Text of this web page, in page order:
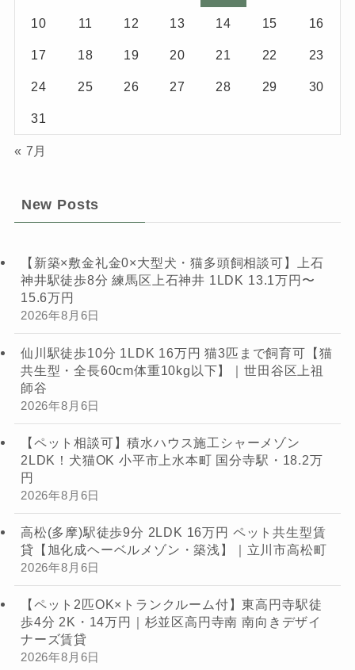
10 11 12 13 14 15 16
17 18 19 20 21 22 23
24 25 26 27 28 29 30
31
« 7月
New Posts
【新築×敷金礼金0×大型犬・猫多頭飼相談可】上石
神井駅徒歩8分 練馬区上石神井 1LDK 13.1万円〜
15.6万円
2026年8月6日
仙川駅徒歩10分 1LDK 16万円 猫3匹まで飼育可【猫
共生型・全長60cm体重10kg以下】｜世田谷区上祖
師谷
2026年8月6日
【ペット相談可】積水ハウス施工シャーメゾン
2LDK！犬猫OK 小平市上水本町 国分寺駅・18.2万
円
2026年8月6日
高松(多摩)駅徒歩9分 2LDK 16万円 ペット共生型賃
貸【旭化成ヘーベルメゾン・築浅】｜立川市高松町
2026年8月6日
【ペット2匹OK×トランクルーム付】東高円寺駅徒
歩4分 2K・14万円｜杉並区高円寺南 南向きデザイ
ナーズ賃貸
2026年8月6日